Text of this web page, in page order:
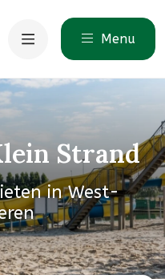
Menu
Strand
in West-